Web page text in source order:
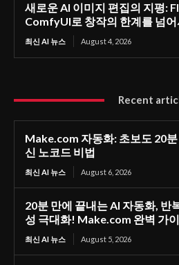
새로운 AI 이미지 편집의 지평:
ComfyUI로 창작의 한계를 넘
최신 AI 뉴스 August 4, 2026
Recent
Make.com 자동화: 초보도 20
신 노코드 비법
최신 AI 뉴스 August 6, 2026
20분 만에 끝내는 AI 자동화, 반
성 극대화! Make.com 완벽 가
최신 AI 뉴스 August 5, 2026